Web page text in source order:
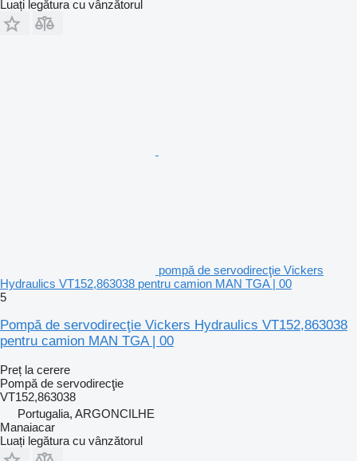
Luați legătura cu vânzătorul
pompă de servodirecţie Vickers
Hydraulics VT152,863038 pentru camion MAN TGA | 00
5
Pompă de servodirecţie Vickers Hydraulics VT152,863038
pentru camion MAN TGA | 00
Preț la cerere
Pompă de servodirecţie
VT152,863038
Portugalia, ARGONCILHE
Manaiacar
Luați legătura cu vânzătorul